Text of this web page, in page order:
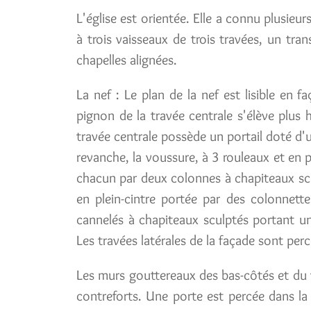
L'église est orientée. Elle a connu
à trois vaisseaux de trois travées, un
chapelles alignées.
La nef : Le plan de la nef est lisible en
pignon de la travée centrale s'élève plus
travée centrale possède un portail doté
revanche, la voussure, à 3 rouleaux et
chacun par deux colonnes à chapiteaux
en plein-cintre portée par des
cannelés à chapiteaux sculptés portant
Les travées latérales de la façade sont
Les murs gouttereaux des bas-côtés et
contreforts. Une porte est percée dans